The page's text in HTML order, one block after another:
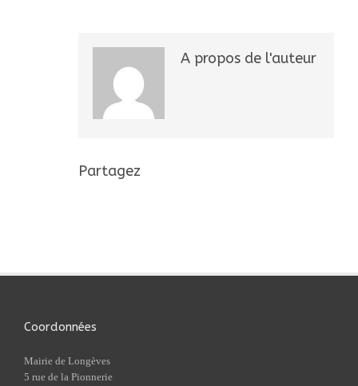
A propos de l'auteur
Partagez
Coordonnées
Mairie de Longèves
5 rue de la Pionnerie